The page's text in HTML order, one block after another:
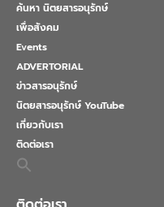
ค้นหา นิตยสารอนุรักษ์
เพื่อสังคม
Events
ADVERTORIAL
ข่าวสารอนุรักษ์
นิตยสารอนุรักษ์ YouTube
เกี่ยวกับเรา
ติดต่อเรา
Search
for: